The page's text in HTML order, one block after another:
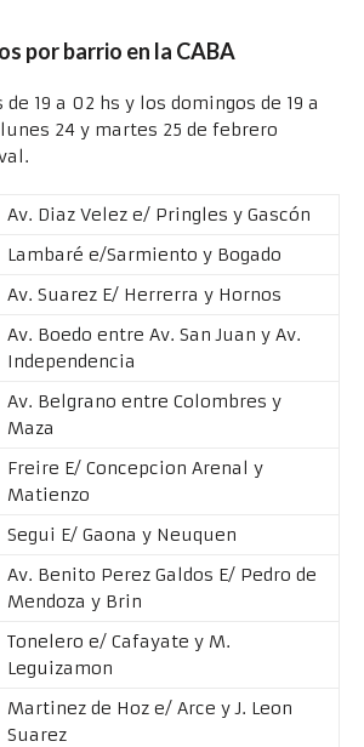
por barrio en la CABA
19 a 02 hs y los domingos de 19 a
24 y martes 25 de febrero
Av. Diaz Velez e/ Pringles y Gascón
Lambaré e/Sarmiento y Bogado
Av. Suarez E/ Herrerra y Hornos
Av. Boedo entre Av. San Juan y Av.
Independencia
Av. Belgrano entre Colombres y
Maza
Freire E/ Concepcion Arenal y
Matienzo
Segui E/ Gaona y Neuquen
Av. Benito Perez Galdos E/ Pedro de
Mendoza y Brin
Tonelero e/ Cafayate y M.
Leguizamon
Martinez de Hoz e/ Arce y J. Leon
Suarez